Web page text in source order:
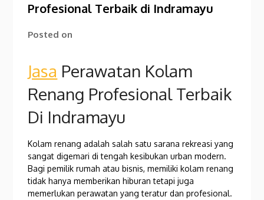
Profesional Terbaik di Indramayu
Posted on
Jasa Perawatan Kolam
Renang Profesional Terbaik
Di Indramayu
Kolam renang adalah salah satu sarana rekreasi yang
sangat digemari di tengah kesibukan urban modern.
Bagi pemilik rumah atau bisnis, memiliki kolam renang
tidak hanya memberikan hiburan tetapi juga
memerlukan perawatan yang teratur dan profesional.